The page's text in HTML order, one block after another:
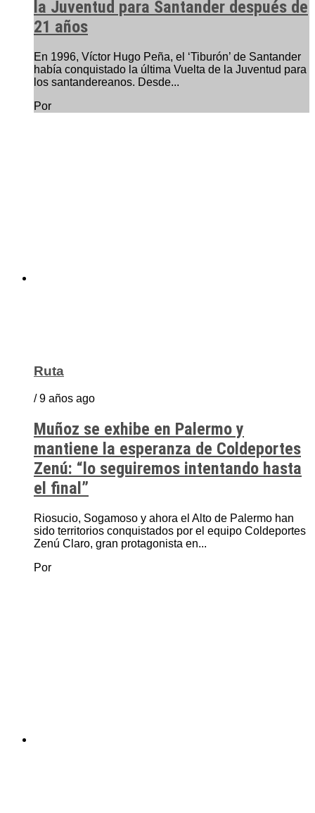
la Juventud para Santander después de
21 años
En 1996, Víctor Hugo Peña, el ‘Tiburón’ de Santander
había conquistado la última Vuelta de la Juventud para
los santandereanos. Desde...
Por
Ruta
/ 9 años ago
Muñoz se exhibe en Palermo y
mantiene la esperanza de Coldeportes
Zenú: “lo seguiremos intentando hasta
el final”
Riosucio, Sogamoso y ahora el Alto de Palermo han
sido territorios conquistados por el equipo Coldeportes
Zenú Claro, gran protagonista en...
Por